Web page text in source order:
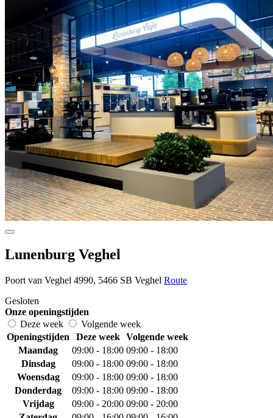
Lunenburg Veghel
Poort van Veghel 4990, 5466 SB Veghel Route
Gesloten
Onze openingstijden
Deze week
Volgende week
Openingstijden
Deze week
Volgende week
Maandag
09:00 - 18:00 09:00 - 18:00
Dinsdag
09:00 - 18:00 09:00 - 18:00
Woensdag
09:00 - 18:00 09:00 - 18:00
Donderdag
09:00 - 18:00 09:00 - 18:00
Vrijdag
09:00 - 20:00 09:00 - 20:00